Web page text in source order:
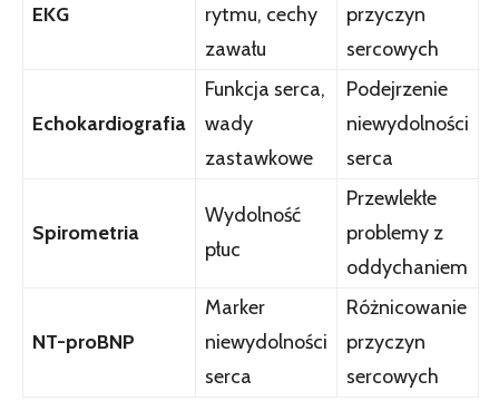
EKG
rytmu, cechy
zawału
przyczyn
sercowych
Echokardiografia
Funkcja serca,
wady
zastawkowe
Podejrzenie
niewydolności
serca
Spirometria
Wydolność
płuc
Przewlekłe
problemy z
oddychaniem
NT-proBNP
Marker
niewydolności
serca
Różnicowanie
przyczyn
sercowych